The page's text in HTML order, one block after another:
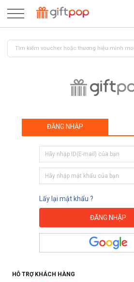
ĐĂNG NHẬP
Lấy lại mật khẩu ?
HỖ TRỢ KHÁCH HÀNG